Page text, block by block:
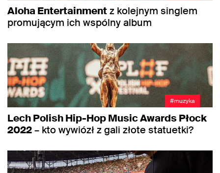
Aloha Entertainmentz kolejnym singlem
promującym ich wspólny album
#muzyka
Lech Polish Hip-Hop Music Awards Płock
2022– kto wywiózł z gali złote statuetki?